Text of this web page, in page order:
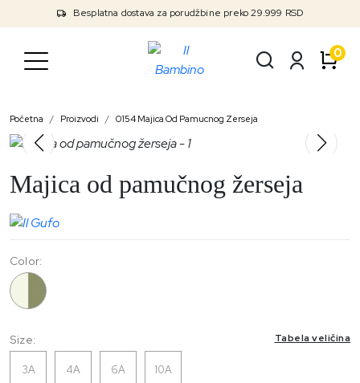
Besplatna dostava za porudžbine preko 29.999 RSD
0
Početna Proizvodi 0154 Majica Od Pamucnog Zerseja
Majica od pamučnog žerseja
Size: Tabela veličina
3A 4A 6A 10A
Color: